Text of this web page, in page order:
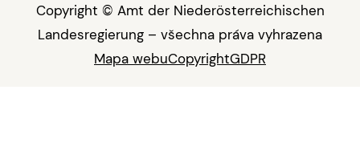
Copyright © Amt der Niederösterreichischen
Landesregierung – všechna práva vyhrazena
Mapa webuCopyrightGDPR